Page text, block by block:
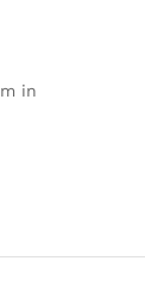
in